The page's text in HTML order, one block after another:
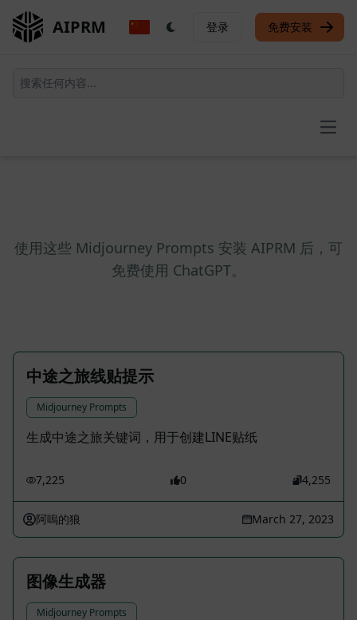
AIPRM 登录 免费安装
使用这些 Midjourney Prompts 安装 AIPRM 后，可
免费使用 ChatGPT。
中途之旅线贴提示
Midjourney Prompts
生成中途之旅关键词，用于创建LINE贴纸
7,225 0 4,255
阿嗚的狼 March 27, 2023
图像生成器
Midjourney Prompts